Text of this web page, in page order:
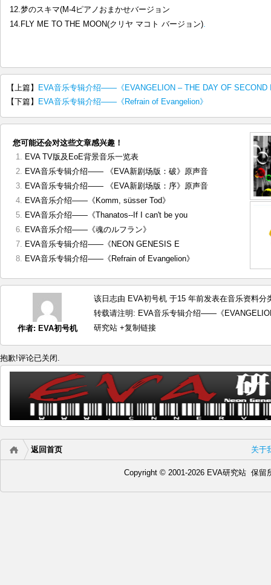
12.梦のスキマ(M-4ピアノおまかせバージョン
14.FLY ME TO THE MOON(クリヤ マコト バージョン).
【上篇】
EVA音乐专辑介绍——《EVANGELION – THE DAY OF SECOND
【下篇】
EVA音乐专辑介绍——《Refrain of Evangelion》
您可能还会对这些文章感兴趣！
EVA TV版及EoE背景音乐一览表
EVA音乐专辑介绍—— 《EVA新剧场版：破》原声音
EVA音乐专辑介绍—— 《EVA新剧场版：序》原声音
EVA音乐介绍——《Komm, süsser Tod》
EVA音乐介绍——《Thanatos--If I can't be you
EVA音乐介绍——《魂のルフラン》
EVA音乐专辑介绍——《NEON GENESIS E
EVA音乐专辑介绍——《Refrain of Evangelion》
作者: EVA初号机
该日志由 EVA初号机 于15 年前发表在音乐资料分
转载请注明: EVA音乐专辑介绍——《
研究站 +复制链接
抱歉!评论已关闭.
关于
返回首页
Copyright © 2001-2026 EVA研究站 保